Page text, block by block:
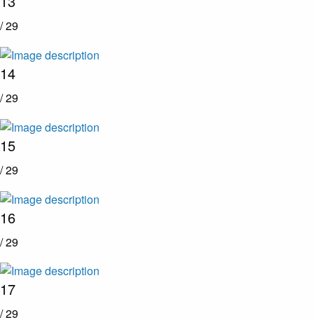
/ 29
14
/ 29
15
/ 29
16
/ 29
17
/ 29